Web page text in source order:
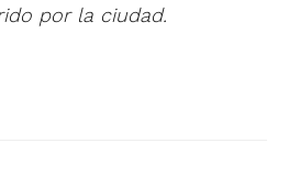
por la ciudad.